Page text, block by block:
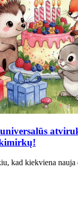
kad kiekviena nauja